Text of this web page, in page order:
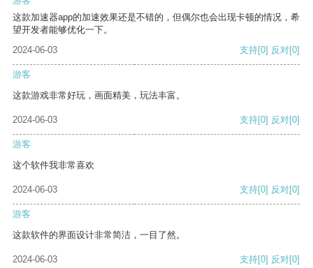
这款加速器app的加速效果还是不错的，但偶尔也会出现卡顿的情况，希
望开发者能够优化一下。
2024-06-03
支持[0] 反对[0]
游客
这款游戏非常好玩，画面精美，玩法丰富。
2024-06-03 支持[0] 反对[0]
游客
这个软件我非常喜欢
2024-06-03 支持[0] 反对[0]
游客
这款软件的界面设计非常简洁，一目了然。
2024-06-03 支持[0] 反对[0]